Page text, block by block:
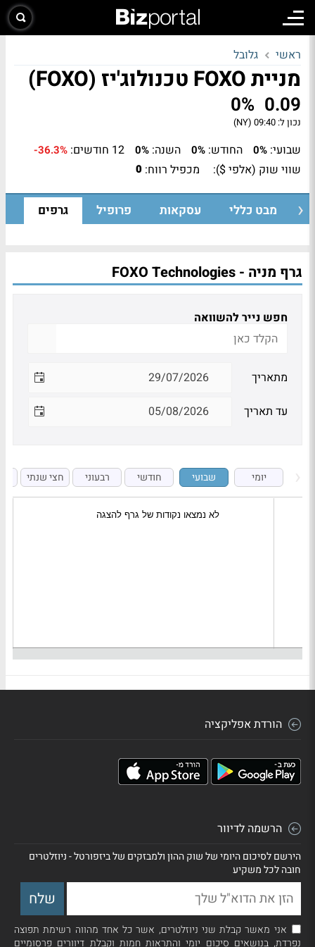
ראשי גלובל
מניית FOXO טכנולוג'יז (FOXO)
0.09
0%
נכון ל: 09:40 (NY)
שבועי: 0% החודש: 0% השנה: 0% 12 חודשים: -36.3%
שווי שוק (אלפי $): מכפיל רווח: 0
מבט כללי עסקאות פרופיל גרפים
גרף מניה - FOXO Technologies
חפש נייר להשוואה
מתאריך
עד תאריך
יומי שבועי חודשי רבעוני חצי שנתי
הורדת אפליקציה
הרשמה לדיוור
הירשם לסיכום היומי של שוק ההון ולמבזקים של ביזפורטל - ניוזלטרים
חובה לכל משקיע
אני מאשר קבלת שני ניוזלטרים, אשר כל אחד מהווה רשימת תפוצה
נפרדת, בנושאים סיכום יומי והתראות חמות וקבלת דיוורים פרסומיים